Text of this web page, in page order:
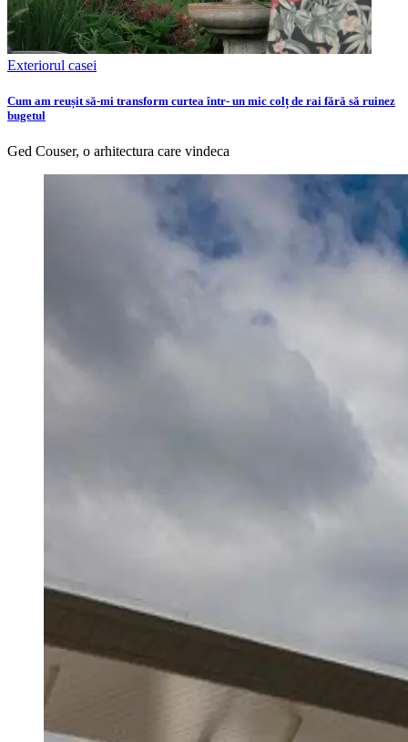
Exteriorul casei
Cum am reușit să-mi transform curtea într- un mic colț de rai fără să ruinez
bugetul
Ged Couser, o arhitectura care vindeca